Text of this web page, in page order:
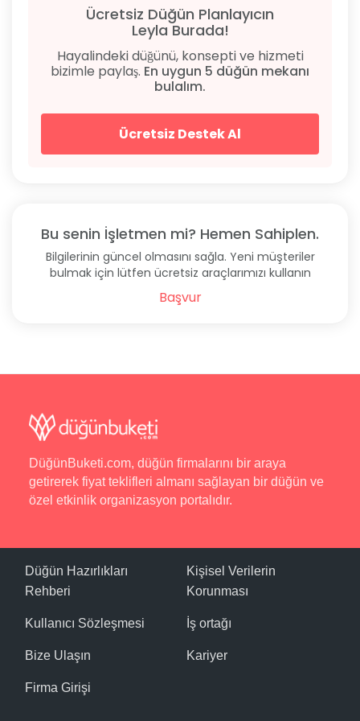
Özkonak Yeraltı Şehri'ne 20 km, Nevşehir
Havalimanı'na 28 km, Uçhisar Kalesi’ne 13,2 km
mesafede konumlana otel, Alaaddin Hamamı’na ise 9
dakika yürüme mesafesinde konumlanıyor. Tesisin
açık adresi ise şu şekilde: Yukarı Mah, 112. Sk No:5,
50500 Avanos / Nevşehir.
Oda Kahvaltı.
Otelin Fiyatları
Sevdalı Konaklar balayı konaklama fiyatları 406 TL'
Yeme - İçme
Otelde kahvaltı servisi yapılıyor.
Otel Olanakları
Araç Kiralama, İnternet, Kablosuz İnternet, Lobi,
Balayı Detayları
Balayı çiftleri için özel olarak oda süslemesi yapan
servisi ve meyve sepeti ikramı da yapılıyor.
Çevre ve Konum
Otel, Nevşehir'in Avanos ilçesinde konumlanıyor.
Ücretsiz Düğün Planlayıcın
Leyla Burada!
Hayalindeki düğünü, konsepti ve hizmeti
bizimle paylaş. En uygun 5 düğün mekanı
bulalım.
Ücretsiz Destek Al
Bu senin İşletmen mi? Hemen Sahiplen.
Bilgilerinin güncel olmasını sağla. Yeni müşteriler
bulmak için lütfen ücretsiz araçlarımızı kullanın
Başvur
DüğünBuketi.com, düğün firmalarını bir araya
getirerek fiyat teklifleri almanı sağlayan bir düğün ve
özel etkinlik organizasyon portalıdır.
Düğün Hazırlıkları
Rehberi
Kullanıcı Sözleşmesi
Bize Ulaşın
Firma Girişi
Kişisel Verilerin
Korunması
İş ortağı
Kariyer